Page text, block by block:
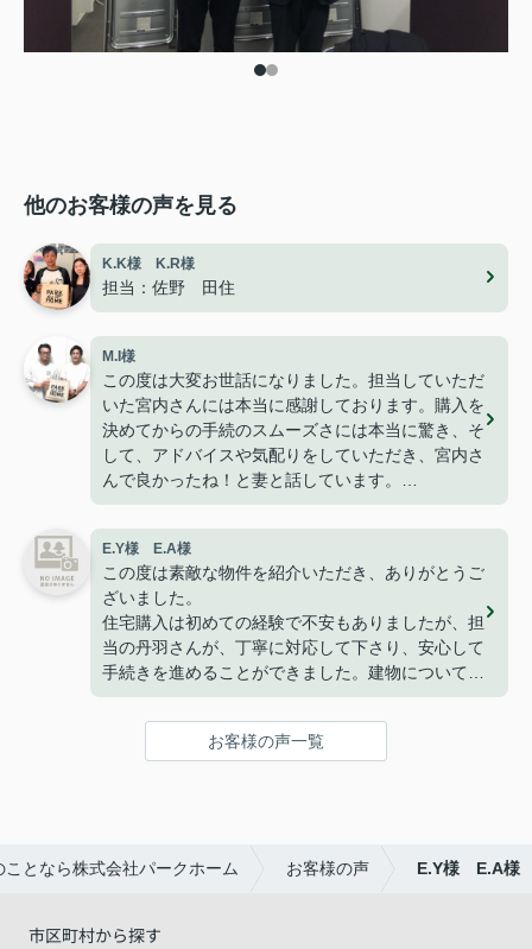
他のお客様の声を見る
K.K様 K.R様
担当：佐野 田住
M.I様
この度は大変お世話になりました。担当していただ
いた宮内さんには本当に感謝しております。購入を
決めてからの手続のスムーズさには本当に驚き、そ
して、アドバイスや気配りをしていただき、宮内さ
んで良かったね！と妻と話しています。
今は無事に引越しも終わり、快適に過ごせて楽しく
暮らせております。
こうして、なにもトラブルや問題も無くここまで家
探しが出来た事はパークホームさんのおかげだと思
っております。
ありがとうございました。
E.Y様 E.A様
この度は素敵な物件を紹介いただき、ありがとうご
ざいました。
住宅購入は初めての経験で不安もありましたが、担
当の丹羽さんが、丁寧に対応して下さり、安心して
手続きを進めることができました。建物についても
満足しており、家族で新しい生活を始めることを楽
しみにしています。
改めて、ありがとうございました。
お客様の声一覧
となら株式会社パークホーム お客様の声 E.Y様 E.A様
市区町村から探す